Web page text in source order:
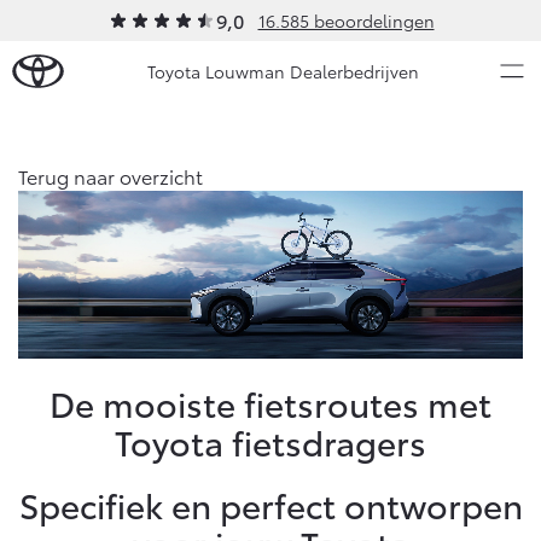
9,0 16.585 beoordelingen
Toyota Louwman Dealerbedrijven
Ons bedrijf
Ons bedrijf
Contact en Route
Vacatures
Klantbeoordelingen
Modellen
Aygo X
HYBRIDE
Vanaf € 23.750,-
Yaris
HYBRIDE
Vanaf € 27.195,-
Occasions
Diensten
Terug naar overzicht
De mooiste fietsroutes met
Toyota fietsdragers
Specifiek en perfect ontworpen